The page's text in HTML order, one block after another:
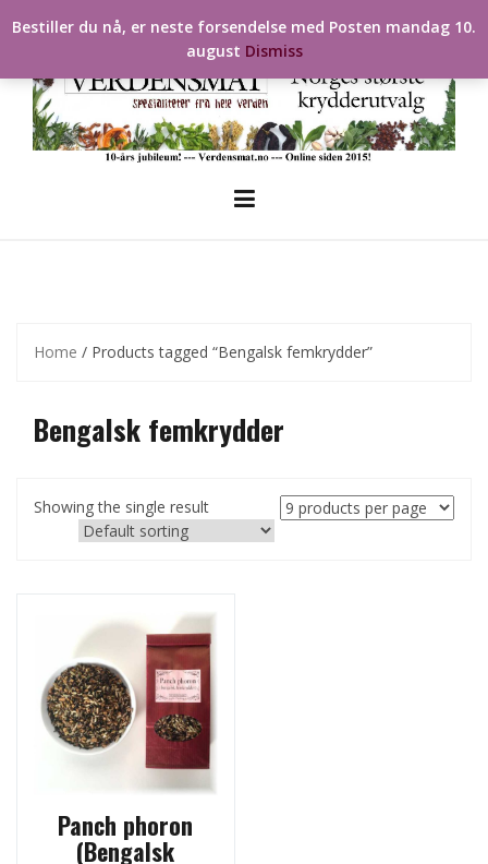
to
Home / Products tagged “Bengalsk femkrydder”
Bengalsk femkrydder
Showing the single result
Panch phoron
(Bengalsk
Bestiller du nå, er neste forsendelse med Posten mandag 10.
august Dismiss